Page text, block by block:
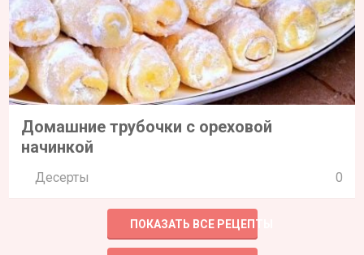
Домашние трубочки с ореховой
начинкой
Десерты 0
ПОКАЗАТЬ ВСЕ РЕЦЕПТЫ